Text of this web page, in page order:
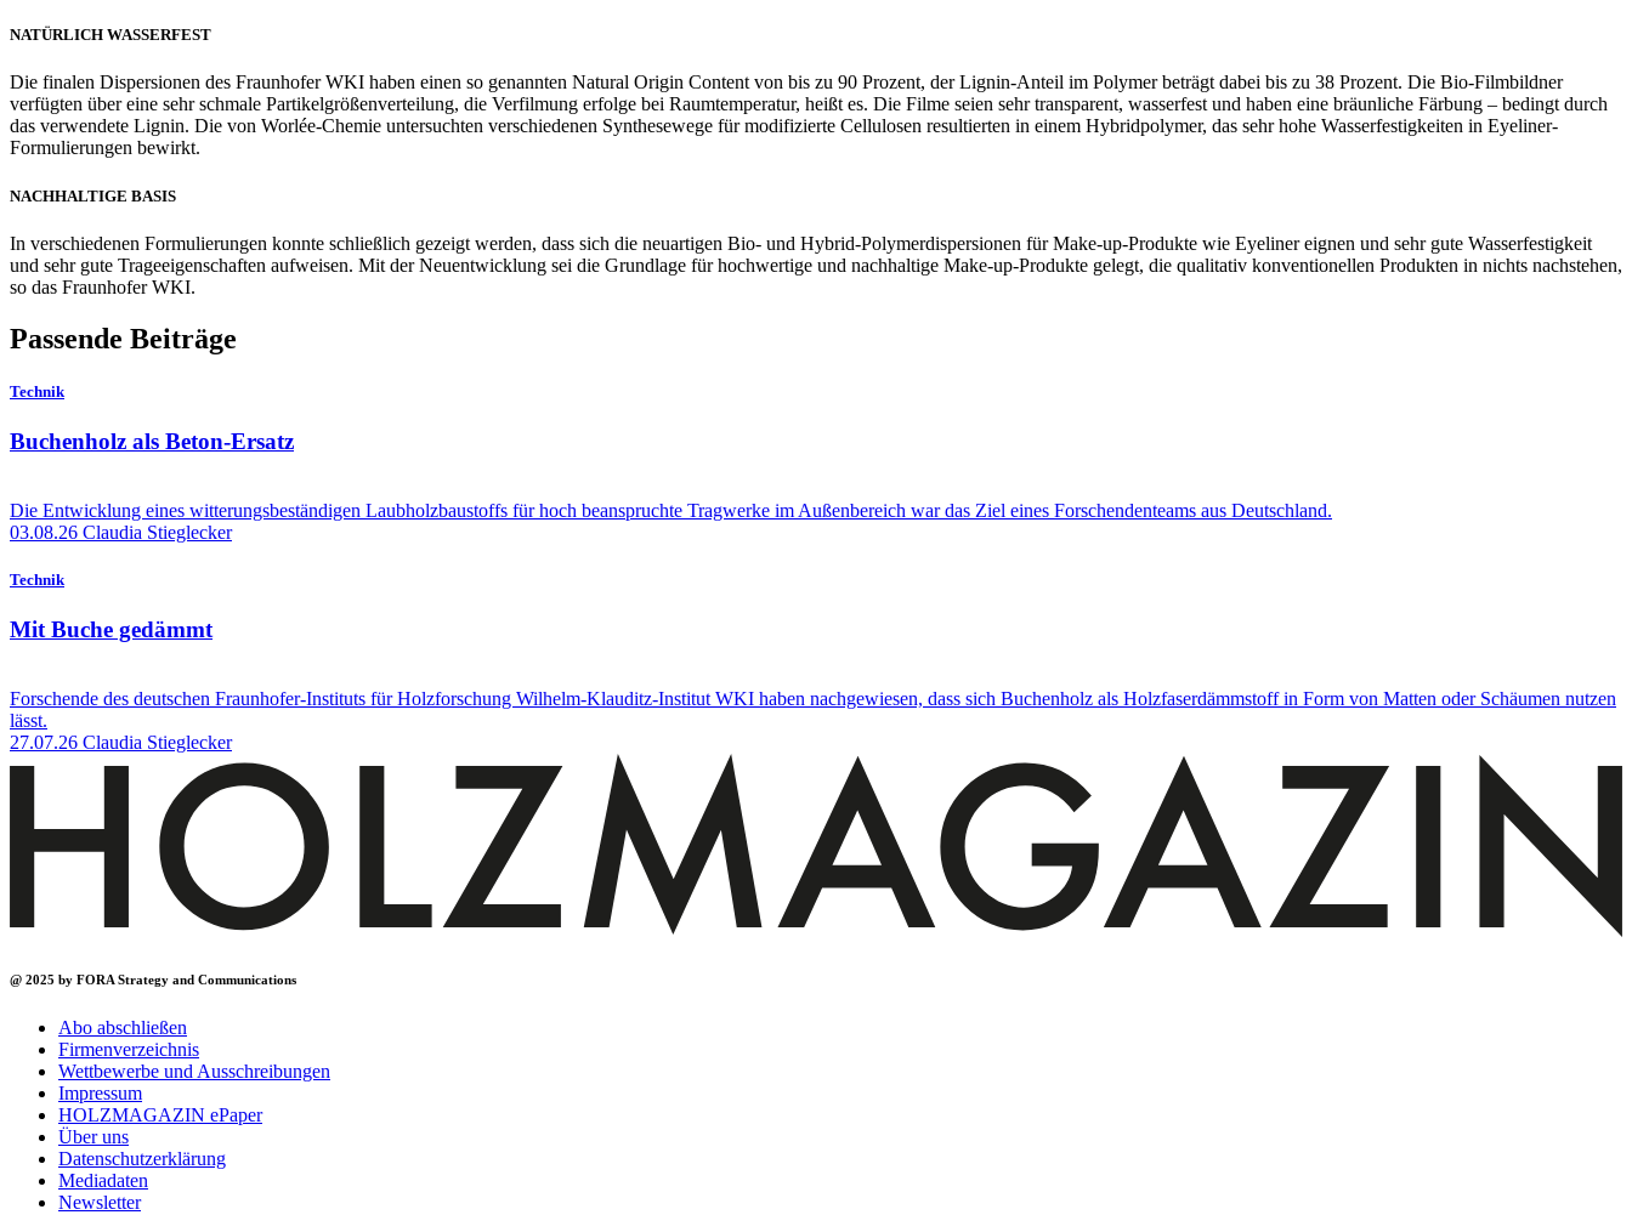
NATÜRLICH WASSERFEST
Die finalen Dispersionen des Fraunhofer WKI haben einen so genannten Natural Origin Content von bis zu 90 Prozent, der Lignin-Anteil im Polymer beträgt dabei bis zu 38 Prozent. Die Bio-Filmbildner
verfügten über eine sehr schmale Partikelgrößenverteilung, die Verfilmung erfolge bei Raumtemperatur, heißt es. Die Filme seien sehr transparent, wasserfest und haben eine bräunliche Färbung – bedingt durch
das verwendete Lignin. Die von Worlée-Chemie untersuchten verschiedenen Synthesewege für modifizierte Cellulosen resultierten in einem Hybridpolymer, das sehr hohe Wasserfestigkeiten in Eyeliner-
Formulierungen bewirkt.
NACHHALTIGE BASIS
In verschiedenen Formulierungen konnte schließlich gezeigt werden, dass sich die neuartigen Bio- und Hybrid-Polymerdispersionen für Make-up-Produkte wie Eyeliner eignen und sehr gute Wasserfestigkeit
und sehr gute Trageeigenschaften aufweisen. Mit der Neuentwicklung sei die Grundlage für hochwertige und nachhaltige Make-up-Produkte gelegt, die qualitativ konventionellen Produkten in nichts nachstehen,
so das Fraunhofer WKI.
Passende Beiträge
Technik
Buchenholz als Beton-Ersatz
Die Entwicklung eines witterungsbeständigen Laubholzbaustoffs für hoch beanspruchte Tragwerke im Außenbereich war das Ziel eines Forschendenteams aus Deutschland.
03.08.26 Claudia Stieglecker
Technik
Mit Buche gedämmt
Forschende des deutschen Fraunhofer-Instituts für Holzforschung Wilhelm-Klauditz-Institut WKI haben nachgewiesen, dass sich Buchenholz als Holzfaserdämmstoff in Form von Matten oder Schäumen nutzen
lässt.
27.07.26 Claudia Stieglecker
@ 2025 by FORA Strategy and Communications
Abo abschließen
Firmenverzeichnis
Wettbewerbe und Ausschreibungen
Impressum
HOLZMAGAZIN ePaper
Über uns
Datenschutzerklärung
Mediadaten
Newsletter